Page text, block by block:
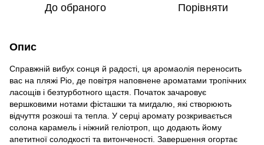
До обраного Порівняти
Опис
Справжній вибух сонця й радості, ця аромаолія переносить
вас на пляжі Ріо, де повітря наповнене ароматами тропічних
ласощів і безтурботного щастя. Початок зачаровує
вершковими нотами фісташки та мигдалю, які створюють
відчуття розкоші та тепла. У серці аромату розкривається
солона карамель і ніжний геліотроп, що додають йому
апетитної солодкості та витонченості. Завершення огортає